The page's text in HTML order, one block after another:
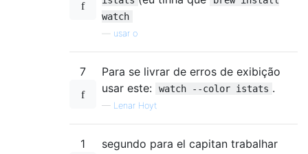
watch
usar o
7
Para se livrar de erros de exibição
usar este:
watch --color istats .
— Lenar Hoyt
1
segundo para el capitan trabalhar